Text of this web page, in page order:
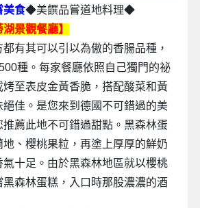
美食◆美饌品嘗道地料理◆
景觀餐廳】
有其可以引以為傲的香腸品種，
種。每家餐廳依照自己獨門的祕
烤至表皮金黃香脆，搭配酸菜和黃
佳。是您來到德國不可錯過的美
推薦此地不可錯過甜點。黑森林蛋
、櫻桃果粒，再塗上厚厚的鮮奶
氣十足。由於黑森林地區就以櫻桃
黑森林蛋糕，入口時那股濃濃的酒